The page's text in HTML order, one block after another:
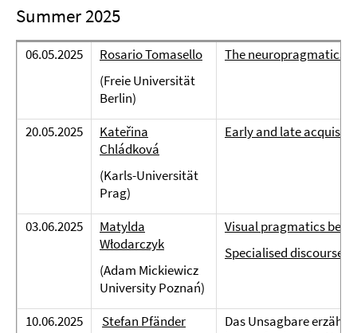
Summer 2025
06.05.2025
Rosario Tomasello
(Freie Universität
Berlin)
The neuropragmatics
20.05.2025
Kateřina
Chládková
(Karls-Universität
Prag)
Early and late
03.06.2025
Matylda
Włodarczyk
(Adam Mickiewicz
University Poznań)
Visual pragmatics
Specialised discourses
10.06.2025
Stefan Pfänder
Das Unsagbare